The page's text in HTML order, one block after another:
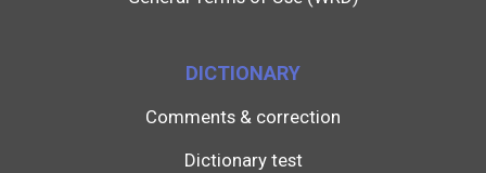
DICTIONARY
Comments & correction
Dictionary test